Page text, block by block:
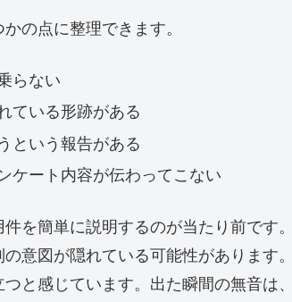
の点に整理できます。
らない
ている形跡がある
という報告がある
ケート内容が伝わってこない
を簡単に説明するのが当たり前です
意図が隠れている可能性があります
と感じています。出た瞬間の無音は